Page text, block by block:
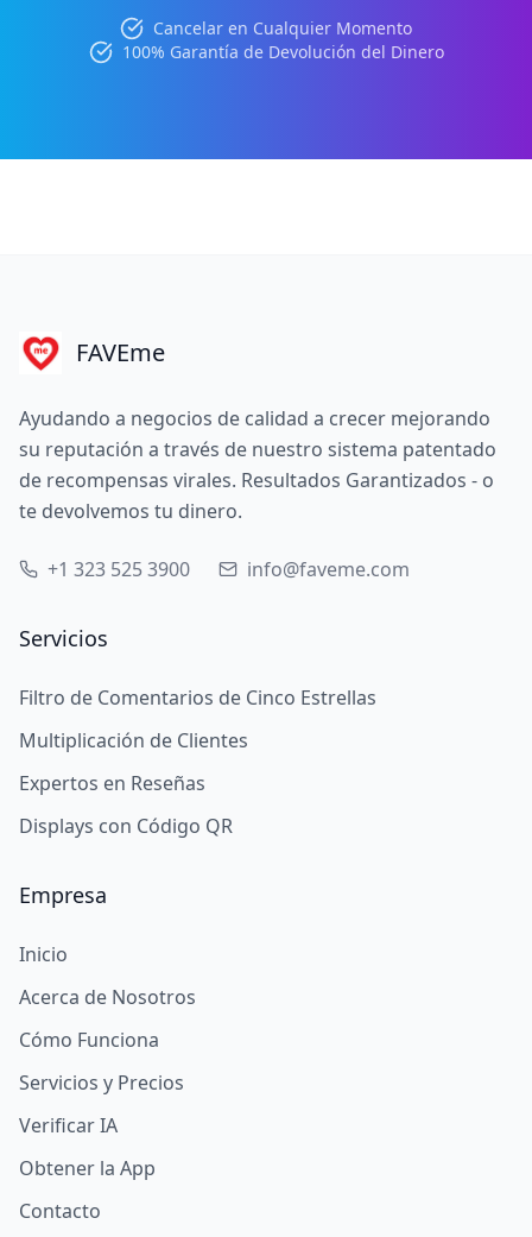
Cancelar en Cualquier Momento
100% Garantía de Devolución del Dinero
FAVEme
Ayudando a negocios de calidad a crecer mejorando
su reputación a través de nuestro sistema patentado
de recompensas virales. Resultados Garantizados - o
te devolvemos tu dinero.
+1 323 525 3900 info@faveme.com
Servicios
Filtro de Comentarios de Cinco Estrellas
Multiplicación de Clientes
Expertos en Reseñas
Displays con Código QR
Empresa
Inicio
Acerca de Nosotros
Cómo Funciona
Servicios y Precios
Verificar IA
Obtener la App
Contacto